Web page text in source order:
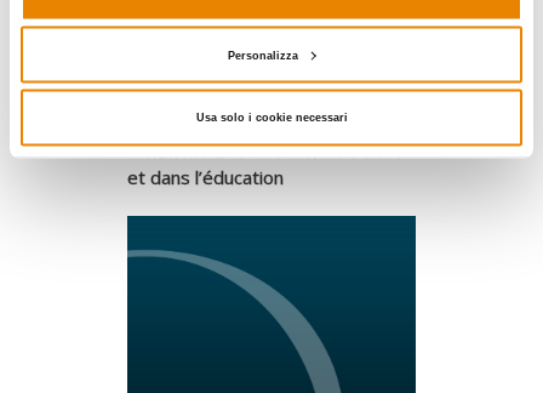
Personalizza
Usa solo i cookie necessari
Les racines du conflit qui a secoué
mémoires et dans les politiques
des dirigeants, dans les
commentaires des textes sacrés
et dans l’éducation
Salim Daccache